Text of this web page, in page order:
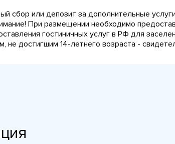
сбор или депозит за дополнительные
При размещении необходимо
гостиничных услуг в РФ для
не достигшим 14-летнего возраста -